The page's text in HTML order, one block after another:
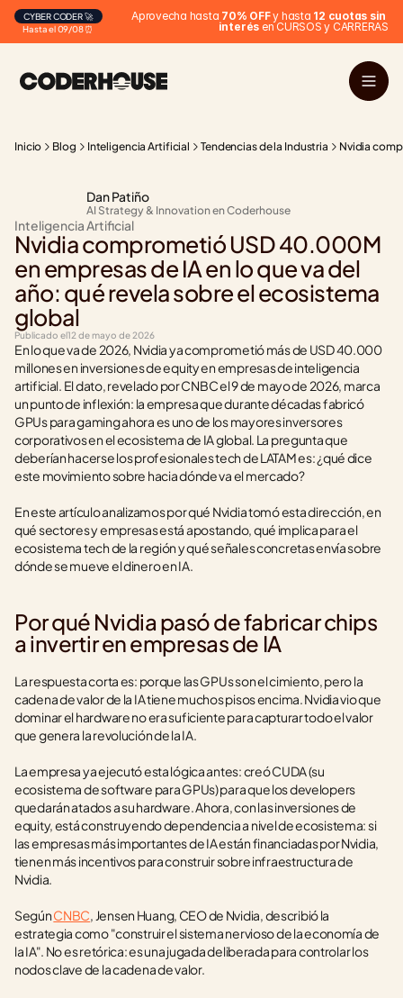
Hasta el 09/08 ⏰
CYBER CODER 🚀 Aprovecha hasta 70% OFF y hasta 12 cuotas sin
interés en CURSOS y CARRERAS
Inicio Blog Inteligencia Artificial Tendencias de la Industria Nvidia
Dan Patiño
AI Strategy & Innovation en Coderhouse
Inteligencia Artificial
Nvidia comprometió USD 40.000M
en empresas de IA en lo que va del
año: qué revela sobre el ecosistema
global
Publicado el12 de mayo de 2026
En lo que va de 2026, Nvidia ya comprometió más de USD 40.000
millones en inversiones de equity en empresas de inteligencia
artificial. El dato, revelado por CNBC el 9 de mayo de 2026, marca
un punto de inflexión: la empresa que durante décadas fabricó
GPUs para gaming ahora es uno de los mayores inversores
corporativos en el ecosistema de IA global. La pregunta que
deberían hacerse los profesionales tech de LATAM es: ¿qué dice
este movimiento sobre hacia dónde va el mercado?
En este artículo analizamos por qué Nvidia tomó esta dirección, en
qué sectores y empresas está apostando, qué implica para el
ecosistema tech de la región y qué señales concretas envía sobre
dónde se mueve el dinero en IA.
Por qué Nvidia pasó de fabricar chips
a invertir en empresas de IA
La respuesta corta es: porque las GPUs son el cimiento, pero la
cadena de valor de la IA tiene muchos pisos encima. Nvidia vio que
dominar el hardware no era suficiente para capturar todo el valor
que genera la revolución de la IA.
La empresa ya ejecutó esta lógica antes: creó CUDA (su
ecosistema de software para GPUs) para que los developers
quedarán atados a su hardware. Ahora, con las inversiones de
equity, está construyendo dependencia a nivel de ecosistema: si
las empresas más importantes de IA están financiadas por Nvidia,
tienen más incentivos para construir sobre infraestructura de
Nvidia.
Según CNBC, Jensen Huang, CEO de Nvidia, describió la
estrategia como "construir el sistema nervioso de la economía de
la IA". No es retórica: es una jugada deliberada para controlar los
nodos clave de la cadena de valor.